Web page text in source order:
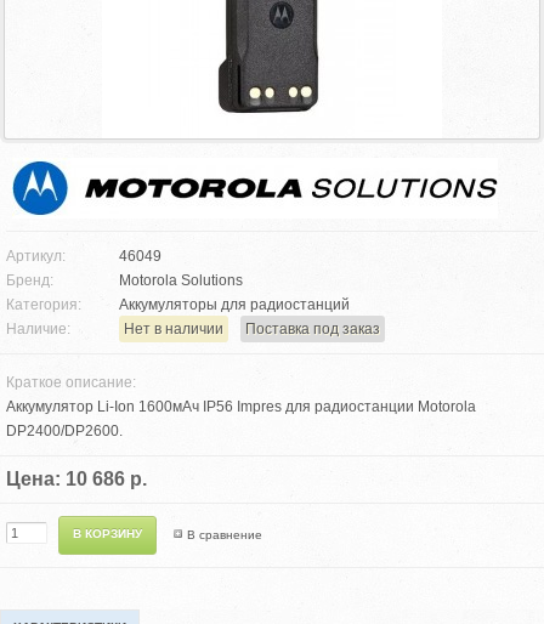
Артикул:
46049
Бренд:
Motorola Solutions
Категория:
Аккумуляторы для радиостанций
Наличие:
Нет в наличии Поставка под заказ
Краткое описание:
Аккумулятор Li-Ion 1600мАч IP56 Impres для радиостанции Motorola
DP2400/DP2600.
Цена: 10 686 р.
В сравнение